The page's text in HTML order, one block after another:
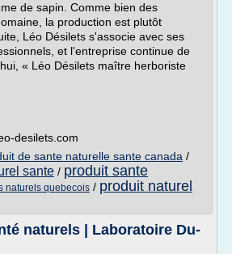
de sapin. Comme bien des
la production est plutôt
Léo Désilets s'associe avec ses
et l'entreprise continue de
« Léo Désilets maître herboriste
desilets.com
de sante naturelle sante canada /
sante / produit sante
naturels quebecois / produit naturel
naturels | Laboratoire Du-